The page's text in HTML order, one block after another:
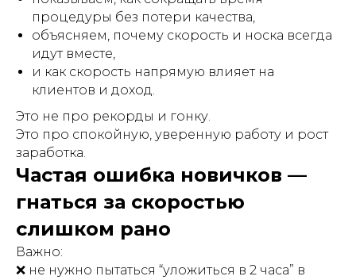
процедуры без потери качества,
объясняем, почему скорость и носка всегда
идут вместе,
и как скорость напрямую влияет на
клиентов и доход.
Это не про рекорды и гонку.
Это про спокойную, уверенную работу и рост
заработка.
Частая ошибка новичков —
гнаться за скоростью
слишком рано
Важно:
❌ не нужно пытаться “уложиться в 2 часа” в